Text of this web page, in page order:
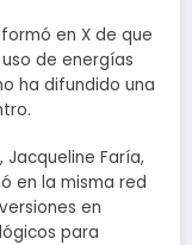
en X de que
de energías
ha difundido una
Faría,
en la misma red
en
para